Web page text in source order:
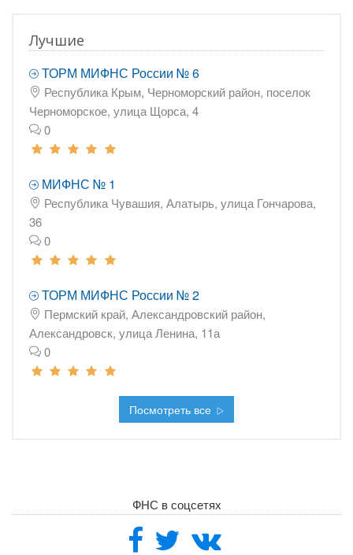
Лучшие
ТОРМ МИФНС России № 6
Республика Крым, Черноморский район, поселок
Черноморское, улица Щорса, 4
0
МИФНС № 1
Республика Чувашия, Алатырь, улица Гончарова,
36
0
ТОРМ МИФНС России № 2
Пермский край, Александровский район,
Александровск, улица Ленина, 11а
0
Посмотреть все
ФНС в соцсетях